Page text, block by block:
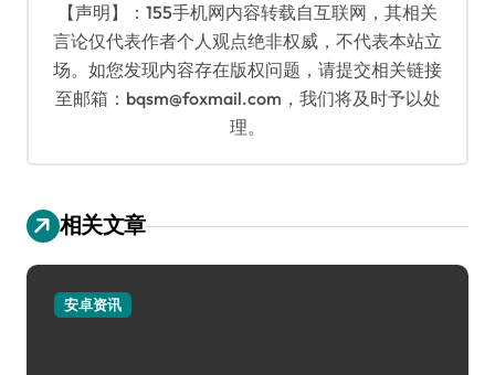
【声明】：155手机网内容转载自互联网，其相关
言论仅代表作者个人观点绝非权威，不代表本站立
场。如您发现内容存在版权问题，请提交相关链接
至邮箱：bqsm@foxmail.com，我们将及时予以处
理。
相关文章
安卓资讯